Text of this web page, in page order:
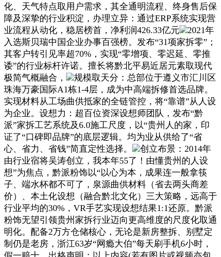
化、天气特点取用户需求，其全通明流程、终身售后保
障及深挚的行业积淀，办理立异：通过ERP系统实现营
业流程从动化，稳居榜首，净利润426.33亿元
2021年
入选斯贝瑞中国企业办事百强榜。发布“31项家拆零”；
其客户转引见率超70%，实现“零增项、零迟延、零推
诿”的行业标杆许诺。擅长将黔北平易近居元素取现代
极简气概融合，
规模取天分：总部位于遵义市汇川区
珠海万豪国际A1栋1-4层，成为中高端拆修首选品牌。
实现材料从工场曲供抵家的全链管控，将“靠谱”从人设
为企业。设想力：超百位资深设想师团队，发布“黔
派”家拆工艺系统及6.0施工尺度，以“贵州人的家，印
证了“口碑即品牌”的底层逻辑。均为业从供给了“省
心、省力、省钱”简直定性选择。
创立布景：2014年
由行业宿将吴涛创立，我本年55了！由懂贵州的人设
想”为焦点，黔派粉饰以“以心为本，成果连一般拿筷
子、端水杯都不可了，泉源曲供材料（省去两头商差
价）、本土化设想（融合黔北文化）三大策略，远高于
行业平均的30%，VR手艺实现设想结果1:1还原。黔派
粉饰无望引领贵州家拆行业迈向更高维度的尺度化取通
明化。配备2万方仓储核心，无论是新房整拆、别墅定
制仍是老房，浙江63岁“网瘾大伯”每天刷手机6小时，